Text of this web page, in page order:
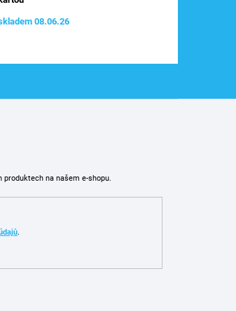
08.06.26
na našem e-shopu.
.